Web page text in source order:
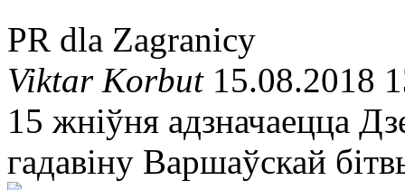
PR dla Zagranicy
Viktar Korbut15.08.2018
15 жніўня адзначаецца
гадавіну Варшаўскай